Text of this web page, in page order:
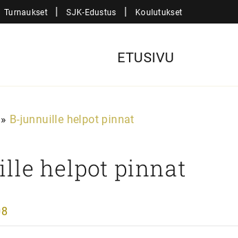
Turnaukset | SJK-Edustus | Koulutukset
ETUSIVU
» B-junnuille helpot pinnat
helpot pinnat